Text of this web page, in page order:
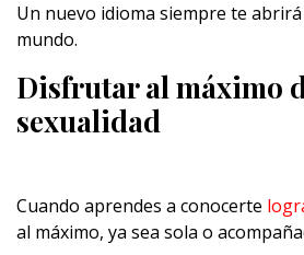
Un nuevo idioma siempre te
mundo.
Disfrutar al máximo
sexualidad
Cuando aprendes a conocerte
al máximo, ya sea sola o